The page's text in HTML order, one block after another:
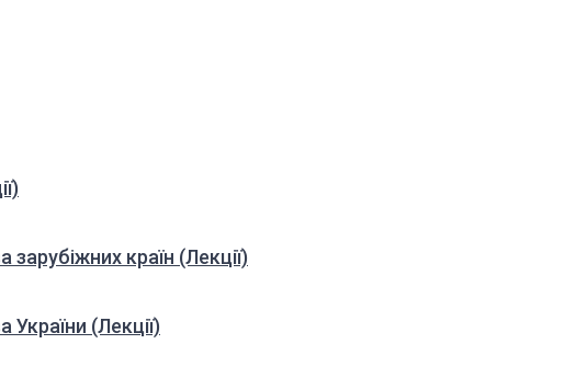
зарубіжних країн (Лекції)
України (Лекції)